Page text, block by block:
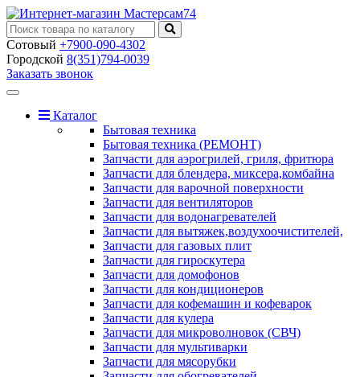
Сотовый +7900-090-4302
Городской 8(351)794-0039
Заказать звонок
Toggle
navigationКаталог
Бытовая техника
Бытовая техника (РЕМОНТ)
Запчасти для аэрогрилей, гриля, фритюра
Запчасти для блендера, миксера,комбайна
Запчасти для варочной поверхности
Запчасти для вентиляторов
Запчасти для водонагревателей
Запчасти для вытяжек,воздухоочистителей,
Запчасти для газовых плит
Запчасти для гироскутера
Запчасти для домофонов
Запчасти для кондиционеров
Запчасти для кофемашин и кофеварок
Запчасти для кулера
Запчасти для микроволновок (СВЧ)
Запчасти для мультиварки
Запчасти для мясорубки